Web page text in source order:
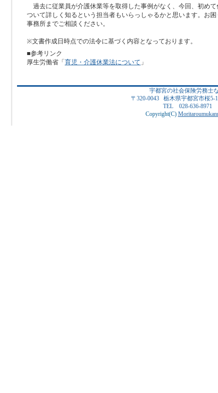
過去に従業員が介護休業等を取得した事例がなく、今回、初め
ついて詳しく知るという担当者もいらっしゃるかと思います。お
事務所までご相談ください。
※文書作成日時点での法令に基づく内容となっております。
■参考リンク
厚生労働省「育児・介護休業法について 」
宇都宮の社会保険労務士
〒320-0043 栃木県宇都宮市桜
TEL 028-636-8971
Copyright(C)